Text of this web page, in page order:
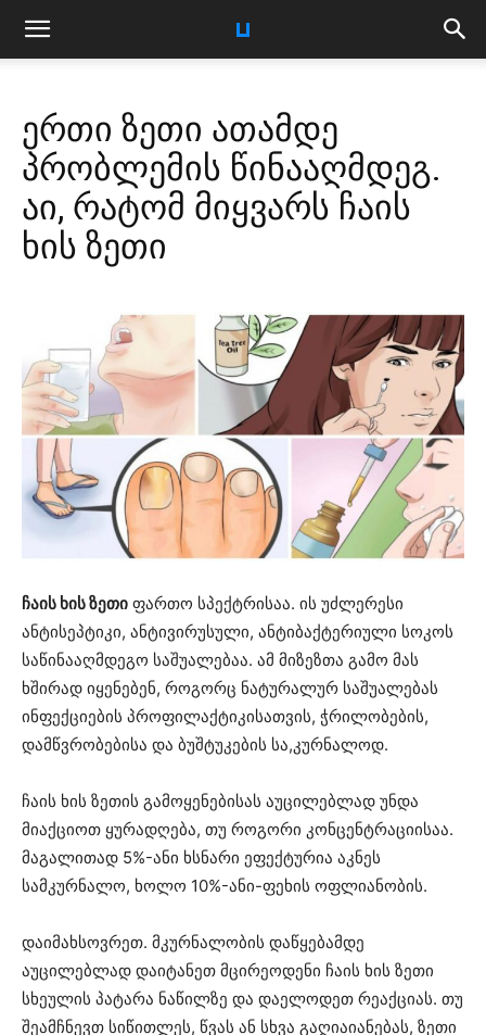
ერთი ზეთი ათამდე
პრობლემის წინააღმდეგ.
აი, რატომ მიყვარს ჩაის
ხის ზეთი
ჩაის ხის ზეთი ფართო სპექტრისაა. ის უძლერესი
ანტისეპტიკი, ანტივირუსული, ანტიბაქტერიული სოკოს
საწინააღმდეგო საშუალებაა. ამ მიზეზთა გამო მას
ხშირად იყენებენ, როგორც ნატურალურ საშუალებას
ინფექციების პროფილაქტიკისათვის, ჭრილობების,
დამწვრობებისა და ბუშტუკების სა,კურნალოდ.
ჩაის ხის ზეთის გამოყენებისას აუცილებლად უნდა
მიაქციოთ ყურადღება, თუ როგორი კონცენტრაციისაა.
მაგალითად 5%-ანი ხსნარი ეფექტურია აკნეს
სამკურნალო, ხოლო 10%-ანი-ფეხის ოფლიანობის.
დაიმახსოვრეთ. მკურნალობის დაწყებამდე
აუცილებლად დაიტანეთ მცირეოდენი ჩაის ხის ზეთი
სხეულის პატარა ნაწილზე და დაელოდეთ რეაქციას. თუ
შეამჩნევთ სიწითლეს, წვას ან სხვა გაღიაიანებას, ზეთი